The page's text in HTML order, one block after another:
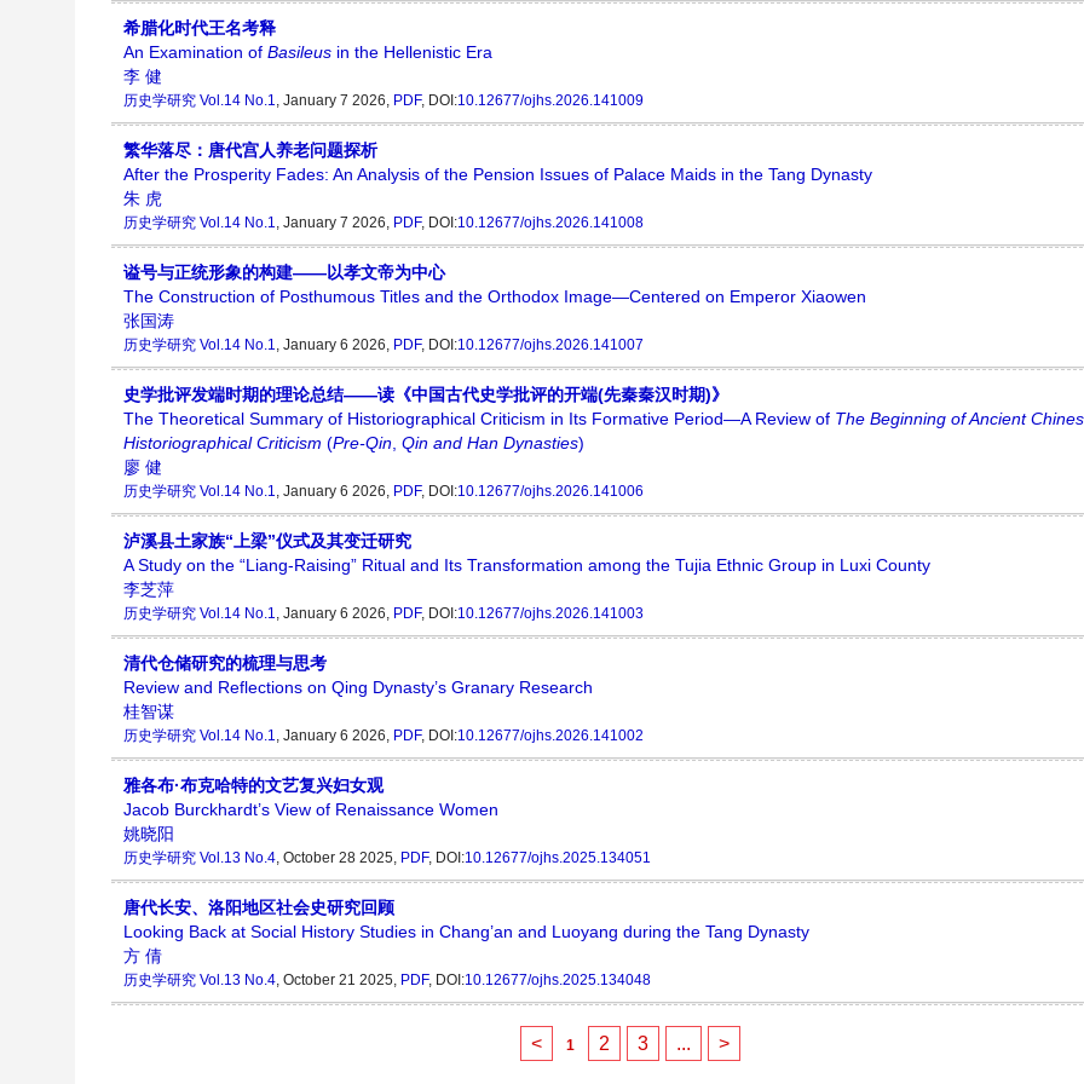
希腊化时代王名考释
An Examination of Basileus in the Hellenistic Era
李 健
历史学研究 Vol.14 No.1, January 7 2026, PDF, DOI:10.12677/ojhs.2026.141009
繁华落尽：唐代宫人养老问题探析
After the Prosperity Fades: An Analysis of the Pension Issues of Palace Maids in the Tang Dynasty
朱 虎
历史学研究 Vol.14 No.1, January 7 2026, PDF, DOI:10.12677/ojhs.2026.141008
谥号与正统形象的构建——以孝文帝为中心
The Construction of Posthumous Titles and the Orthodox Image—Centered on Emperor Xiaowen
张国涛
历史学研究 Vol.14 No.1, January 6 2026, PDF, DOI:10.12677/ojhs.2026.141007
史学批评发端时期的理论总结——读《中国古代史学批评的开端(先秦秦汉时期)》
The Theoretical Summary of Historiographical Criticism in Its Formative Period—A Review of The Beginning of Ancient
Historiographical Criticism (Pre-Qin, Qin and Han Dynasties)
廖 健
历史学研究 Vol.14 No.1, January 6 2026, PDF, DOI:10.12677/ojhs.2026.141006
泸溪县土家族“上梁”仪式及其变迁研究
A Study on the “Liang-Raising” Ritual and Its Transformation among the Tujia Ethnic Group in Luxi County
李芝萍
历史学研究 Vol.14 No.1, January 6 2026, PDF, DOI:10.12677/ojhs.2026.141003
清代仓储研究的梳理与思考
Review and Reflections on Qing Dynasty’s Granary Research
桂智谋
历史学研究 Vol.14 No.1, January 6 2026, PDF, DOI:10.12677/ojhs.2026.141002
雅各布·布克哈特的文艺复兴妇女观
Jacob Burckhardt’s View of Renaissance Women
姚晓阳
历史学研究 Vol.13 No.4, October 28 2025, PDF, DOI:10.12677/ojhs.2025.134051
唐代长安、洛阳地区社会史研究回顾
Looking Back at Social History Studies in Chang’an and Luoyang during the Tang Dynasty
方 倩
历史学研究 Vol.13 No.4, October 21 2025, PDF, DOI:10.12677/ojhs.2025.134048
< 1 2 3 ... >